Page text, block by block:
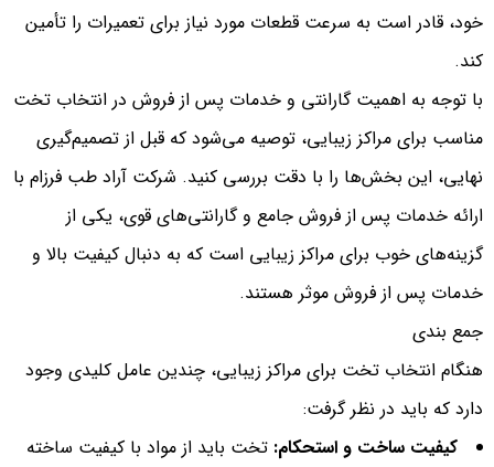
خود، قادر است به سرعت قطعات مورد نیاز برای تعمیرات را تأمین
کند.
با توجه به اهمیت گارانتی و خدمات پس از فروش در انتخاب تخت
مناسب برای مراکز زیبایی، توصیه می‌شود که قبل از تصمیم‌گیری
نهایی، این بخش‌ها را با دقت بررسی کنید. شرکت آراد طب فرزام با
ارائه خدمات پس از فروش جامع و گارانتی‌های قوی، یکی از
گزینه‌های خوب برای مراکز زیبایی است که به دنبال کیفیت بالا و
خدمات پس از فروش موثر هستند.
جمع بندی
هنگام انتخاب تخت برای مراکز زیبایی، چندین عامل کلیدی وجود
دارد که باید در نظر گرفت:
کیفیت ساخت و استحکام: تخت باید از مواد با کیفیت ساخته